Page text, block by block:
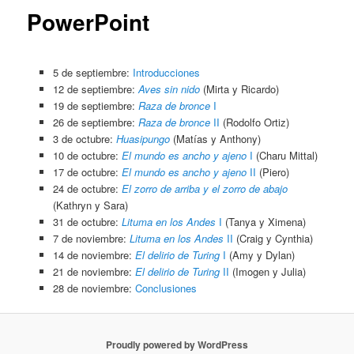
PowerPoint
5 de septiembre: Introducciones
12 de septiembre:Aves sin nido(Mirta y Ricardo)
19 de septiembre: Raza de bronceI
26 de septiembre: Raza de bronceII (Rodolfo Ortiz)
3 de octubre: Huasipungo(Matías y Anthony)
10 de octubre: El mundo es ancho y ajenoI (Charu Mittal)
17 de octubre: El mundo es ancho y ajenoII (Piero)
24 de octubre: El zorro de arriba y el zorro de abajo
(Kathryn y Sara)
31 de octubre: Lituma en los Andes I (Tanya y Ximena)
7 de noviembre: Lituma en los Andes II (Craig y Cynthia)
14 de noviembre: El delirio de TuringI (Amy y Dylan)
21 de noviembre: El delirio de TuringII (Imogen y Julia)
28 de noviembre: Conclusiones
Proudly powered by WordPress